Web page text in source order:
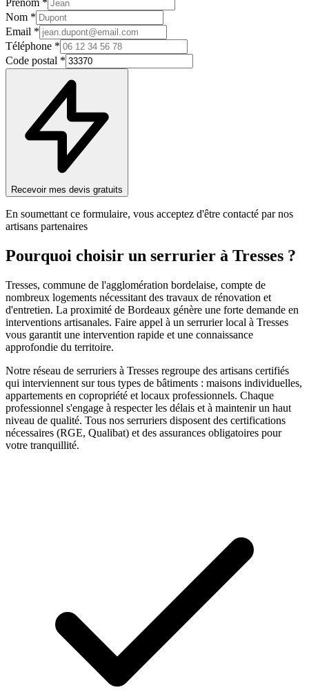
Prénom *
Nom *
Email *
Téléphone *
Code postal *
Recevoir mes devis gratuits
En soumettant ce formulaire, vous acceptez d'être contacté par nos
artisans partenaires
Pourquoi choisir un serrurier à Tresses ?
Tresses, commune de l'agglomération bordelaise, compte de
nombreux logements nécessitant des travaux de rénovation et
d'entretien. La proximité de Bordeaux génère une forte demande en
interventions artisanales. Faire appel à un serrurierlocal à Tresses
vous garantit une intervention rapide et une connaissance
approfondie du territoire.
Notre réseau de serruriers à Tresses regroupe des artisans certifiés
qui interviennent sur tous types de bâtiments : maisons individuelles,
appartements en copropriété et locaux professionnels. Chaque
professionnel s'engage à respecter les délais et à maintenir un haut
niveau de qualité. Tous nos serruriers disposent des certifications
nécessaires (RGE, Qualibat) et des assurances obligatoires pour
votre tranquillité.